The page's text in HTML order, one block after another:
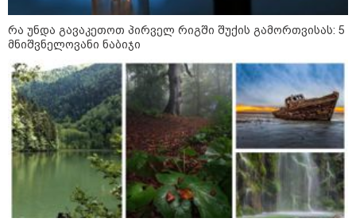
რა უნდა გავაკეთოთ პირველ რიგში შუქის გამორთვისას: 5
მნიშვნელოვანი ნაბიჯი